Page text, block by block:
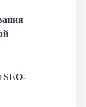
SEO-